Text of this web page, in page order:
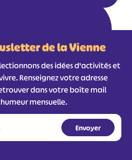
de la Vienne
des idées d'activités et
Renseignez votre adresse
dans votre boîte mail
mensuelle.
#